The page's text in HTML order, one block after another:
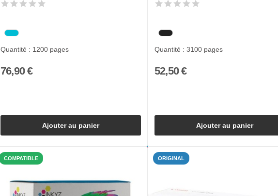
Quantité : 1200 pages
76,90 €
Ajouter au panier
Quantité : 3100 pages
52,50 €
Ajouter au panier
COMPATIBLE ORIGINAL